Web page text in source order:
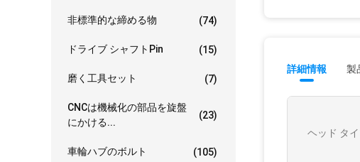
非標準的な締める物 (74)
ドライブ シャフトPin (15)
磨く工具セット (7)
CNCは機械化の部品を旋盤
にかける...
(23)
車輪ハブのボルト (105)
詳細情報 製
ヘッド タ